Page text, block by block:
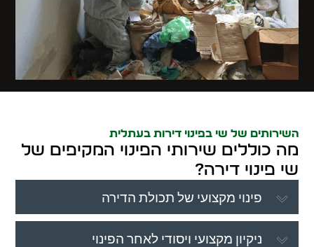
השירותים של שי בפינוי דירות בעתלית
מה כוללים שירותי הפינוי המקיפים של
שי פינוי דירה?
פינוי מקצועי של תכולת הדירה
ניקיון מקצועי ויסודי לאחר הפינוי